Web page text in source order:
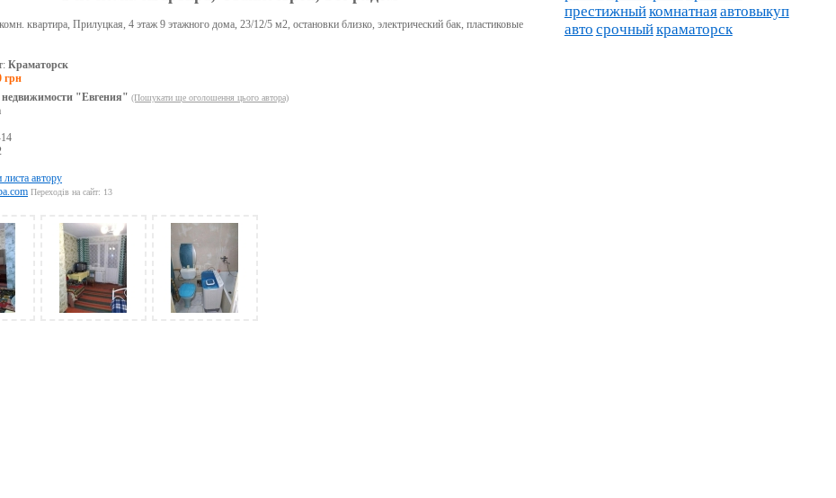
квартира, Прилуцкая, 4 этаж 9 этажного дома, 23/12/5 м2, остановки близко, электрический бак, пластиковые
Краматорск
грн
"Евгения" (Пошукати ще оголошення цього автора)
листа автору
Переходів на сайт: 13
престижныйкомнатнаяавтовыкуп
авто срочныйкраматорск